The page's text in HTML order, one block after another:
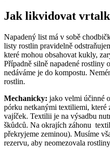
Jak likvidovat
Napadený list má v sobě
listy rostlin pravidelně
které mohou obsahovat kukly,
Případně silně napadené rostliny
nedáváme je do kompostu.
rostlin.
Mechanicky: jako velmi účinné
pórku netkanými textiliemi, které
vajíček. Textilii je na výsadbu
škůdců. Na okrajích záhonu
překryjeme zeminou). Musíme
rezervu, aby neomezovala